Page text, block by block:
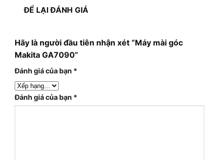
ĐỂ LẠI ĐÁNH GIÁ
Hãy là người đầu tiên nhận xét “Máy mài góc
Makita GA7090”
Đánh giá của bạn *
Đánh giá của bạn *